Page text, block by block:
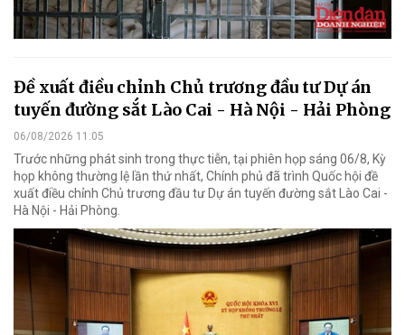
Đề xuất điều chỉnh Chủ trương đầu tư Dự án
tuyến đường sắt Lào Cai - Hà Nội - Hải Phòng
06/08/2026 11:05
Trước những phát sinh trong thực tiễn, tại phiên họp sáng 06/8, Kỳ
họp không thường lệ lần thứ nhất, Chính phủ đã trình Quốc hội đề
xuất điều chỉnh Chủ trương đầu tư Dự án tuyến đường sắt Lào Cai -
Hà Nội - Hải Phòng.